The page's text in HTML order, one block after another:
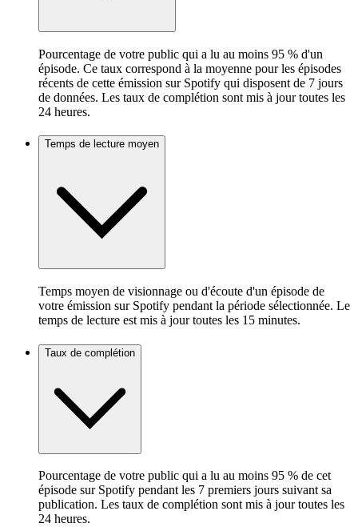
Pourcentage de votre public qui a lu au moins 95 % d'un
épisode. Ce taux correspond à la moyenne pour les épisodes
récents de cette émission sur Spotify qui disposent de 7 jours
de données. Les taux de complétion sont mis à jour toutes les
24 heures.
Temps de lecture moyen
Temps moyen de visionnage ou d'écoute d'un épisode de
votre émission sur Spotify pendant la période sélectionnée. Le
temps de lecture est mis à jour toutes les 15 minutes.
Taux de complétion
Pourcentage de votre public qui a lu au moins 95 % de cet
épisode sur Spotify pendant les 7 premiers jours suivant sa
publication. Les taux de complétion sont mis à jour toutes les
24 heures.